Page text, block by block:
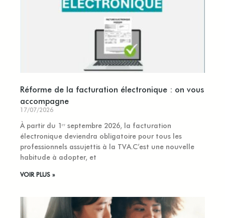
Réforme de la facturation électronique : on vous
accompagne
17/07/2026
À partir du 1ᵉʳ septembre 2026, la facturation
électronique deviendra obligatoire pour tous les
professionnels assujettis à la TVA.C’est une nouvelle
habitude à adopter, et
VOIR PLUS »